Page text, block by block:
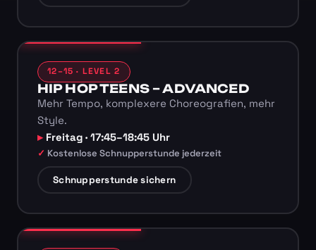
12–15 · LEVEL 2
HIP HOP TEENS – ADVANCED
Mehr Tempo, komplexere Choreografien, mehr
Style.
Freitag · 17:45–18:45 Uhr
Kostenlose Schnupperstunde jederzeit
Schnupperstunde sichern